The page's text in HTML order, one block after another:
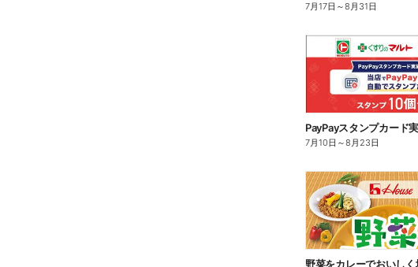
7月17日 ～8月31日
PayPayスタンプカード
7月10日 ～8月23日